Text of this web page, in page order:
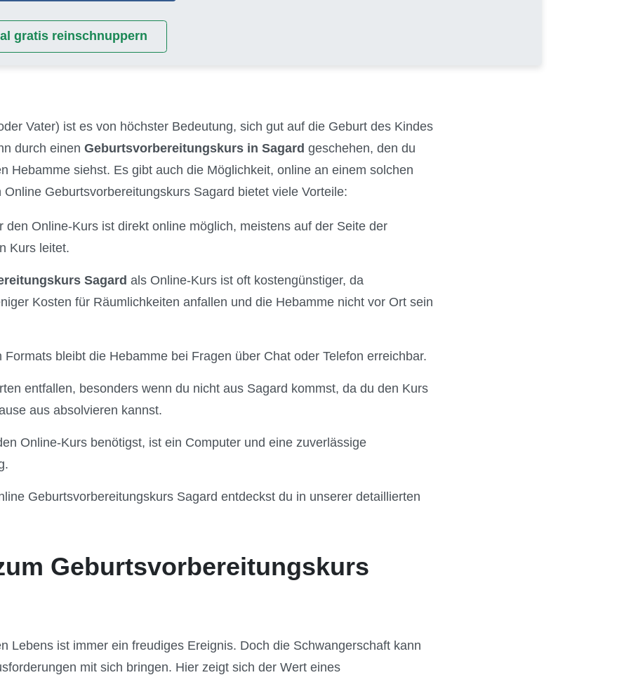
gratis reinschnuppern
Vater) ist es von höchster Bedeutung, sich gut auf die Geburt des Kindes
durch einen Geburtsvorbereitungskurs in Sagard geschehen, den du
Hebamme siehst. Es gibt auch die Möglichkeit, online an einem solchen
Geburtsvorbereitungskurs Sagard bietet viele Vorteile:
den Online-Kurs ist direkt online möglich, meistens auf der Seite der
Kurs leitet.
Sagard als Online-Kurs ist oft kostengünstiger, da
Kosten für Räumlichkeiten anfallen und die Hebamme nicht vor Ort sein
Formats bleibt die Hebamme bei Fragen über Chat oder Telefon erreichbar.
entfallen, besonders wenn du nicht aus Sagard kommst, da du den Kurs
aus absolvieren kannst.
Online-Kurs benötigst, ist ein Computer und eine zuverlässige
Geburtsvorbereitungskurs Sagard entdeckst du in unserer detaillierten
Geburtsvorbereitungskurs
Lebens ist immer ein freudiges Ereignis. Doch die Schwangerschaft kann
mit sich bringen. Hier zeigt sich der Wert eines